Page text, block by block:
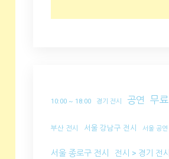
10:00 ~ 18:00 경기 전시 공연 무료
부산 전시 서울 강남구 전시 서울 공연
서울 종로구 전시 전시 > 경기 전시